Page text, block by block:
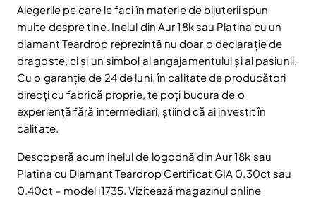
Alegerile pe care le faci în materie de bijuterii spun
multe despre tine. Inelul din Aur 18k sau Platina cu un
diamant Teardrop reprezintă nu doar o declarație de
dragoste, ci și un simbol al angajamentului și al pasiunii.
Cu o garanție de 24 de luni, în calitate de producători
direcți cu fabrică proprie, te poți bucura de o
experiență fără intermediari, știind că ai investit în
calitate.
Descoperă acum inelul de logodnă din Aur 18k sau
Platina cu Diamant Teardrop Certificat GIA 0.30ct sau
0.40ct – model i1735. Vizitează magazinul online